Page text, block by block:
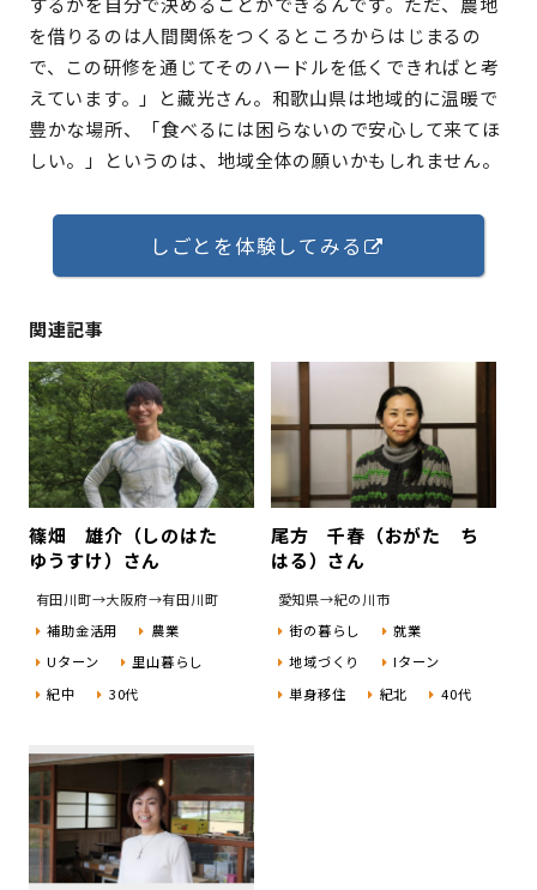
を借りるのは人間関係をつくるところからはじまるの
で、この研修を通じてそのハードルを低くできればと考
えています。」と藏光さん。和歌山県は地域的に温暖で
豊かな場所、「食べるには困らないので安心して来てほ
しい。」というのは、地域全体の願いかもしれません。
しごとを体験してみる
関連記事
篠畑 雄介（しのはた
ゆうすけ）さん
有田川町→大阪府→有田川町
補助金活用
農業
Uターン
里山暮らし
紀中
30代
尾方 千春（おがた ち
はる）さん
愛知県→紀の川市
街の暮らし
就業
地域づくり
Iターン
単身移住
紀北 40代